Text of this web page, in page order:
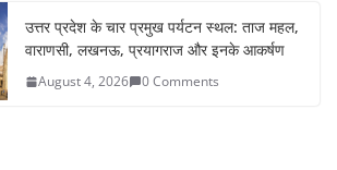
उत्तर प्रदेश के चार प्रमुख पर्यटन स्थल: ताज महल,
वाराणसी, लखनऊ, प्रयागराज और इनके आकर्षण
August 4, 2026 0 Comments